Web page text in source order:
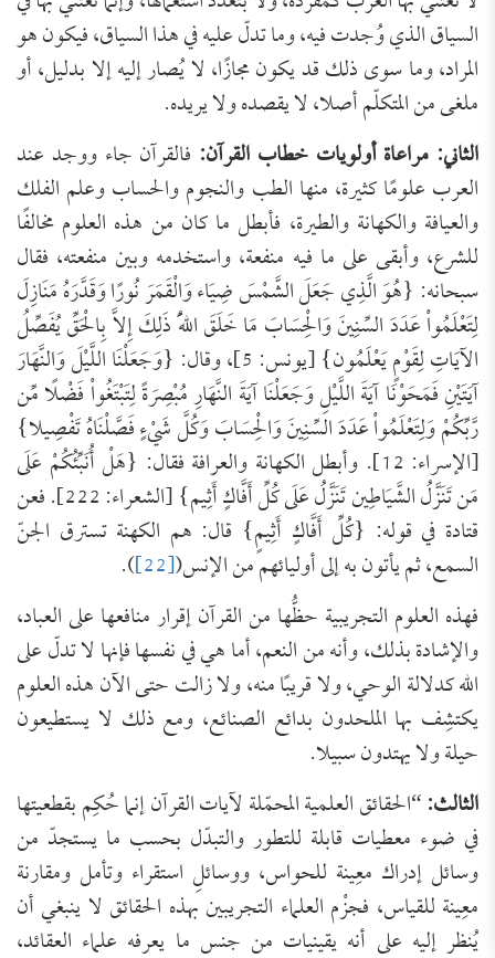
السياق الذي وُجدت فيه، وما تدلّ عليه في هذا السياق، فيكون هو
المراد، وما سوى ذلك قد يكون مجازًا، لا يُصار إليه إلا بدليل، أو
ملغى من المتكلّم أصلا، لا يقصده ولا يريده.
الثاني: مراعاة أولويات خطاب القرآن: فالقرآن جاء ووجد عند
العرب علومًا كثيرة، منها الطب والنجوم والحساب وعلم الفلك
والعيافة والكهانة والطيرة، فأبطل ما كان من هذه العلوم مخالفًا
للشرع، وأبقى على ما فيه منفعة، واستخدمه وبين منفعته، فقال
سبحانه: {هُوَ الَّذِي جَعَلَ الشَّمْسَ ضِيَاء وَالْقَمَرَ نُورًا وَقَدَّرَهُ مَنَازِلَ
لِتَعْلَمُواْ عَدَدَ السِّنِينَ وَالْحِسَابَ مَا خَلَقَ اللّهُ ذَلِكَ إِلاَّ بِالْحَقِّ يُفَصِّلُ
الآيَاتِ لِقَوْمٍ يَعْلَمُون} [يونس: 5]، وقال: {وَجَعَلْنَا اللَّيْلَ وَالنَّهَارَ
آيَتَيْنِ فَمَحَوْنَا آيَةَ اللَّيْلِ وَجَعَلْنَا آيَةَ النَّهَارِ مُبْصِرَةً لِتَبْتَغُواْ فَضْلًا مِّن
رَّبِّكُمْ وَلِتَعْلَمُواْ عَدَدَ السِّنِينَ وَالْحِسَابَ وَكُلَّ شَيْءٍ فَصَّلْنَاهُ تَفْصِيلا}
[الإسراء: 12]. وأبطل الكهانة والعرافة فقال: {هَلْ أُنَبِّئُكُمْ عَلَى
مَن تَنَزَّلُ الشَّيَاطِين تَنَزَّلُ عَلَى كُلِّ أَفَّاكٍ أَثِيم} [الشعراء: 222]. فعن
قتادة في قوله: {كُلِّ أَفَّاكٍ أَثِيمٍ} قال: هم الكهنة تسترق الجنّ
السمع، ثم يأتون به إلى أوليائهم من الإنس([22]
).
فهذه العلوم التجريبية حظُّها من القرآن إقرار منافعها على العباد،
والإشادة بذلك، وأنه من النعم، أما هي في نفسها فإنها لا تدلّ على
الله كدلالة الوحي، ولا قريبًا منه، ولا زالت حتى الآن هذه العلوم
يكتشِف بها الملحدون بدائع الصنائع، ومع ذلك لا يستطيعون
حيلة ولا يهتدون سبيلا.
الثالث:“الحقائق العلمية المحمّلة لآيات القرآن إنما حُكِم بقطعيتها
في ضوء معطيات قابلة للتطور والتبدّل بحسب ما يستجدّ من
وسائل إدراك معِينة للحواس، ووسائلِ استقراء وتأمل ومقارنة
معِينة للقياس، فجزْم العلماء التجريبين بهذه الحقائق لا ينبغي أن
يُنظر إليه على أنه يقينيات من جنس ما يعرفه علماء العقائد،